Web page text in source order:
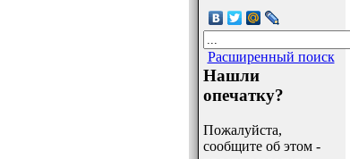
Расширенный поиск
Нашли
опечатку?
Пожалуйста,
сообщите об этом -